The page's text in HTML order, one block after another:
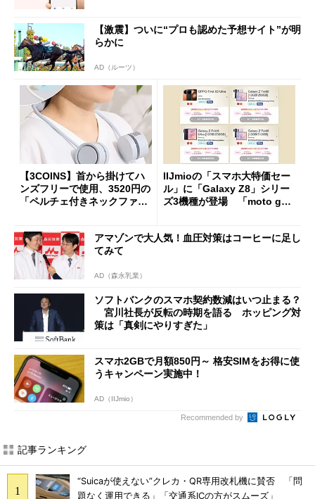
【激震】ついに“プロも認めた予想サイト”が明
らかに
AD（ルーツ）
【3COINS】首から掛けてハ
ンズフリーで使用、3520円の
「ペルチェ付きネックファ
IIJmioの「スマホ大特価セー
ル」に「Galaxy Z8」シリー
ズ3機種が登場 「moto g37
アマゾンで大人気！血圧対策はコーヒーに足し
てみて
AD（森永乳業）
ソフトバンクのスマホ契約数減はいつ止まる？
宮川社長が反転の時期を語る ホッピング対
策は「真剣にやりすぎた」
スマホ2GBで月額850円～ 格安SIMをお得に使
うキャンペーン実施中！
AD（IIJmio）
Recommended by
記事ランキング
“Suicaが使えない”クレカ・QR専用改札機に賛否 「問
題なく運用できる」「交通系ICの方がスムーズ」